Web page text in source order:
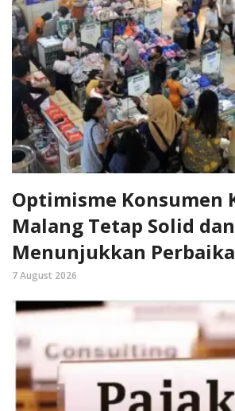
Optimisme Konsumen
Malang Tetap Solid dan
Menunjukkan
7 August 2026